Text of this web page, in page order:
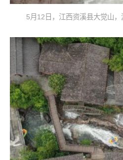
5月12日，江西资溪县大觉山